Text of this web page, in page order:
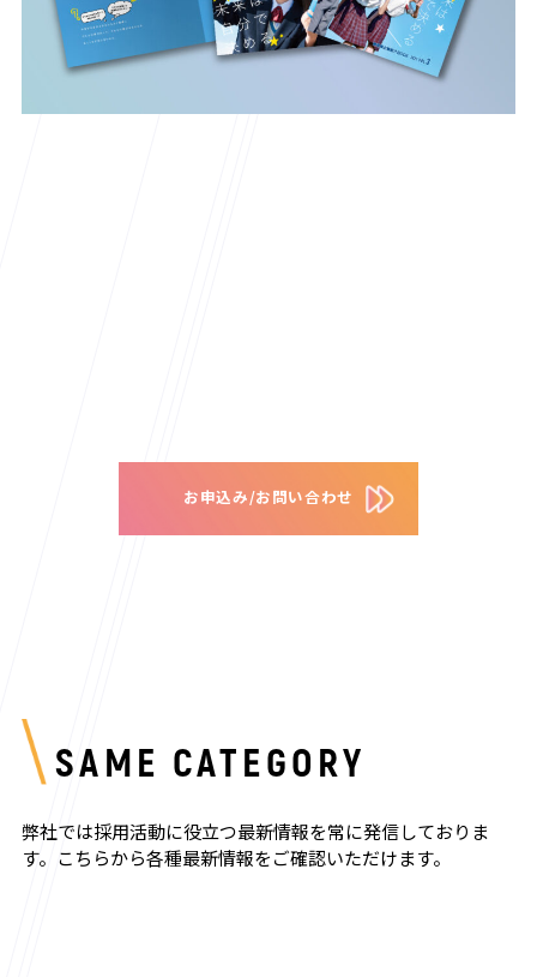
お申込み/お問い合わせ
SAME CATEGORY
弊社では採用活動に役立つ最新情報を常に発信しておりま
す。 こちらから各種最新情報をご確認いただけます。